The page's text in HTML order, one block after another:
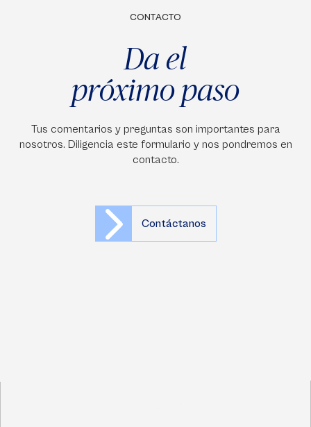
CONTACTO
Da el
próximo paso
Tus comentarios y preguntas son importantes para
nosotros. Diligencia este formulario y nos pondremos en
contacto.
Contáctanos